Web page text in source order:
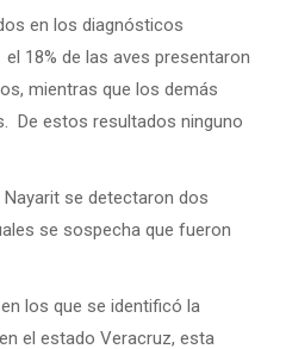
en los diagnósticos
18% de las aves presentaron
mientras que los demás
De estos resultados ninguno
se detectaron dos
se sospecha que fueron
los que se identificó la
el estado Veracruz, esta